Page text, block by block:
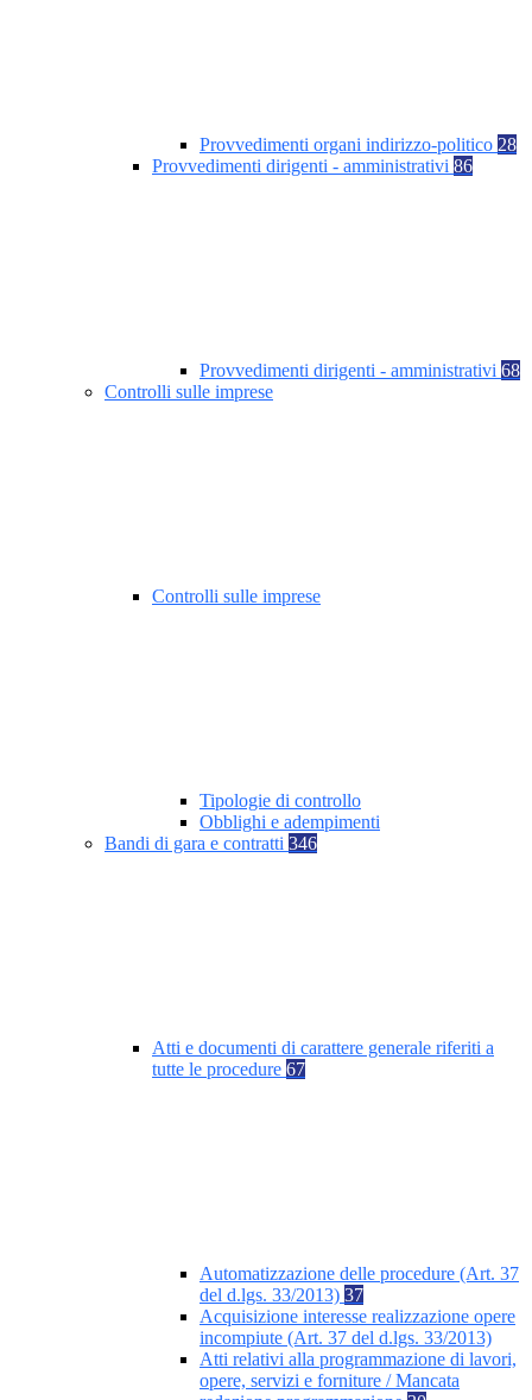
Provvedimenti organi indirizzo-politico 28
Provvedimenti dirigenti - amministrativi 86
Provvedimenti dirigenti - amministrativi 68
Controlli sulle imprese
Controlli sulle imprese
Tipologie di controllo
Obblighi e adempimenti
Bandi di gara e contratti 346
Atti e documenti di carattere generale riferiti a
tutte le procedure 67
Automatizzazione delle procedure (Art. 37
del d.lgs. 33/2013) 37
Acquisizione interesse realizzazione opere
incompiute (Art. 37 del d.lgs. 33/2013)
Atti relativi alla programmazione di lavori,
opere, servizi e forniture / Mancata